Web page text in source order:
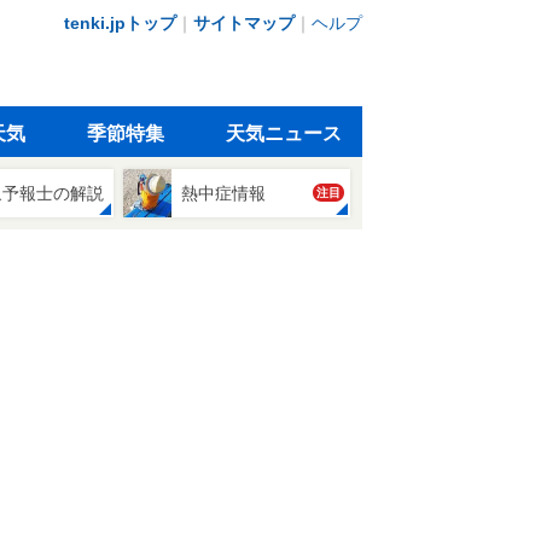
tenki.jpトップ｜ サイトマップ｜ ヘルプ
気 季節特集 天気ニュース
報士の解説 熱中症情報 注目